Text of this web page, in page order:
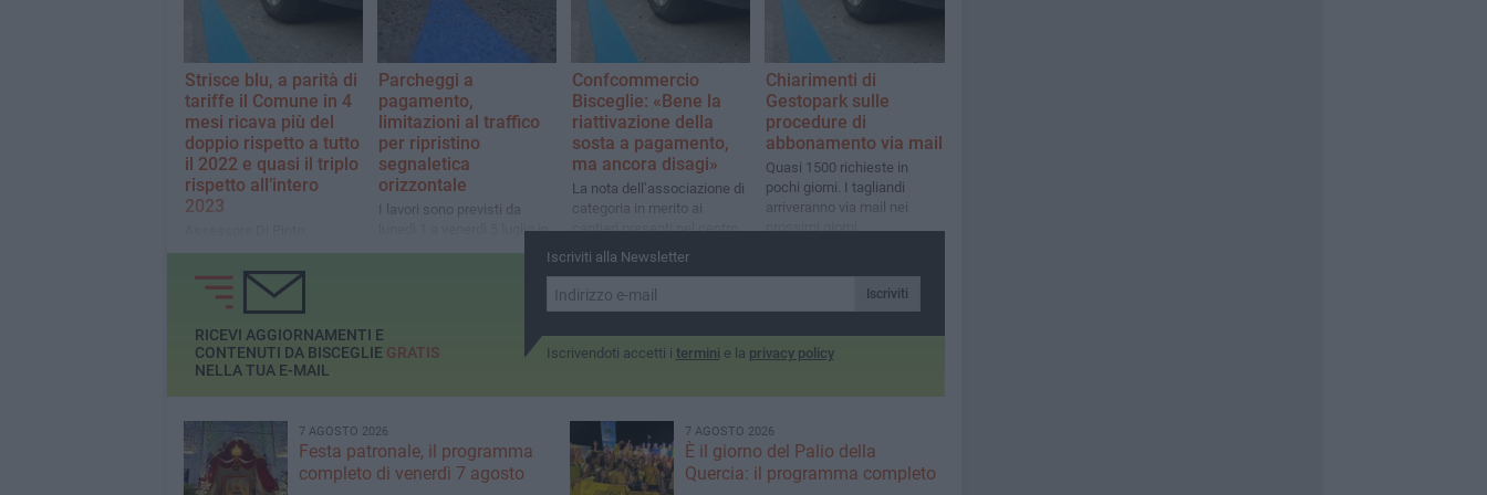
committente
Strisce blu, a parità di
tariffe il Comune in 4
mesi ricava più del
doppio rispetto a tutto
il 2022 e quasi il triplo
rispetto all’intero
2023
«Maggiori risorse pubbliche
potranno essere reinvestite
per il bene comune e servizi
utili alla cittadinanza»
Parcheggi a
pagamento,
limitazioni al traffico
per ripristino
segnaletica
orizzontale
I lavori sono previsti da
lunedì 1 a venerdì 5 luglio in
alcune strade della città
Confcommercio
Bisceglie: «Bene la
riattivazione della
sosta a pagamento,
ma ancora disagi»
La nota dell’associazione di
categoria in merito ai
cantieri presenti nel centro
cittadino
Chiarimenti di
Gestopark sulle
procedure di
abbonamento via mail
Quasi 1500 richieste in
pochi giorni. I tagliandi
arriveranno via mail nei
prossimi giorni
Iscriviti alla Newsletter
Iscriviti
Iscrivendoti accetti i termini e la privacy policy
RICEVI AGGIORNAMENTI E
CONTENUTI DA BISCEGLIE GRATIS
NELLA TUA E-MAIL
7 AGOSTO 2026
Festa patronale, il programma
completo di venerdì 7 agosto
7 AGOSTO 2026
È il giorno del Palio della
Quercia: il programma completo